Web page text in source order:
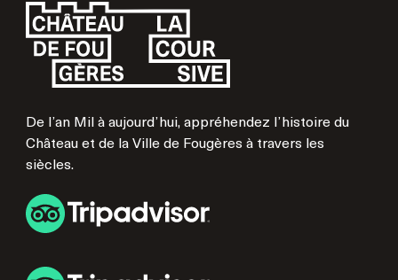
De l’an Mil à aujourd’hui, appréhendez l’histoire du
Château et de la Ville de Fougères à travers les
siècles.